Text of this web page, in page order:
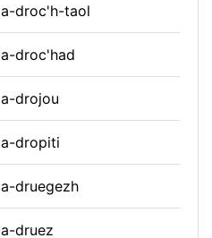
a-droc'h-taol
a-droc'had
a-drojou
a-dropiti
a-druegezh
a-druez